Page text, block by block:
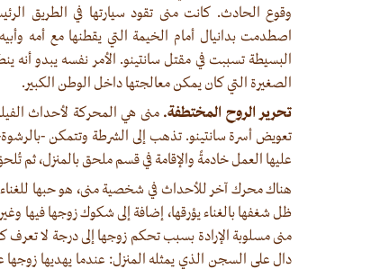
وقوع الحادث. كانت منى تقود سيارتها في الطريق
اصطدمت بدانيال أمام الخيمة التي يقطنها مع أمه
البسيطة تسببت في مقتل سانتينو. الأمر نفسه يبدو
الصغيرة التي كان يمكن معالجتها داخل الوطن الكبير.
تحرير الروح المختطفة. منى هي المحركة لأحداث
تعويض أسرة سانتينو. تذهب إلى الشرطة وتتمكن -
عليها العمل خادمةً والإقامة في قسم ملحق بالمنزل، ثم
هناك محرك آخر للأحداث في شخصية منى، هو حبها
ظل شغفها بالغناء يؤرقها، إضافة إلى شكوك زوجها فيها
منى مسلوبة الإرادة بسبب تحكم زوجها إلى درجة لا
دال على السجن الذي يمثله المنزل: عندما يهديها